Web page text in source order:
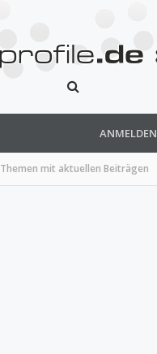
Themen mit aktuellen Beiträgen
ANMELDEN